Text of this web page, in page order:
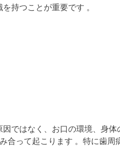
持つことが重要です 。
ではなく、お口の環境、身体
合って起こります 。特に歯周